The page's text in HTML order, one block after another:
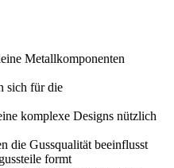
Metallkomponenten
sich für die
komplexe Designs nützlich
die Gussqualität beeinflusst
formt